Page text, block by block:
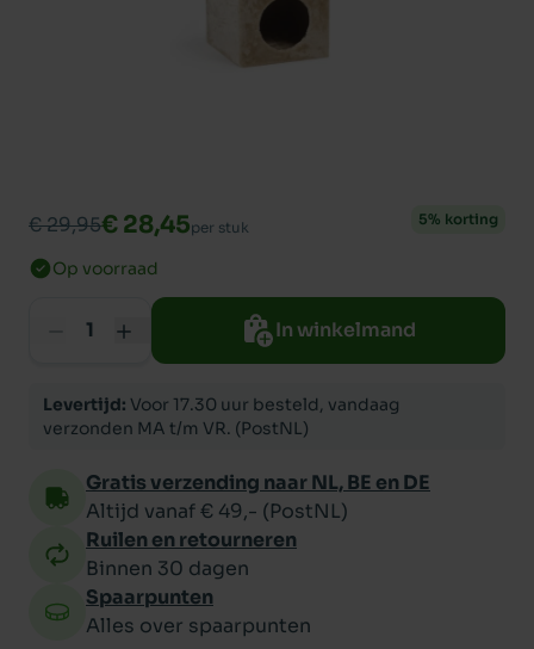
€ 29,95€ 28,45per stuk 5% korting
Op voorraad
In winkelmand
Levertijd: Voor 17.30 uur besteld, vandaag
verzonden MA t/m VR. (PostNL)
Gratis verzending naar NL, BE en DE
Altijd vanaf € 49,- (PostNL)
Ruilen en retourneren
Binnen 30 dagen
Spaarpunten
Alles over spaarpunten